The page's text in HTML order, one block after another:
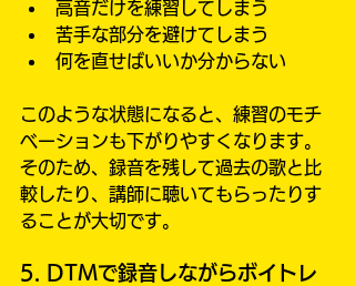
高音だけを練習してしまう
苦手な部分を避けてしまう
何を直せばいいか分からない
このような状態になると、練習のモチ
ベーションも下がりやすくなります。
そのため、録音を残して過去の歌と比
較したり、講師に聴いてもらったりす
ることが大切です。
5. DTMで録音しながらボイトレ